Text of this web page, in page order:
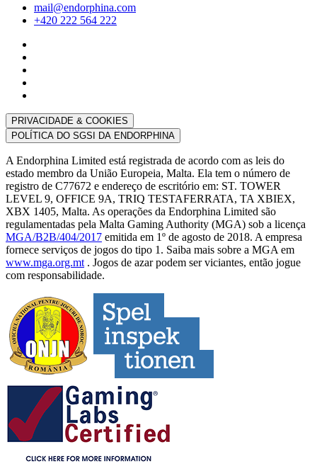
mail@endorphina.com
+420 222 564 222
PRIVACIDADE & COOKIES
POLÍTICA DO SGSI DA ENDORPHINA
A Endorphina Limited está registrada de acordo com as leis do
estado membro da União Europeia, Malta. Ela tem o número de
registro de C77672 e endereço de escritório em: ST. TOWER
LEVEL 9, OFFICE 9A, TRIQ TESTAFERRATA, TA XBIEX,
XBX 1405, Malta. As operações da Endorphina Limited são
regulamentadas pela Malta Gaming Authority (MGA) sob a licença
MGA/B2B/404/2017 emitida em 1º de agosto de 2018. A empresa
fornece serviços de jogos do tipo 1. Saiba mais sobre a MGA em
www.mga.org.mt . Jogos de azar podem ser viciantes, então jogue
com responsabilidade.